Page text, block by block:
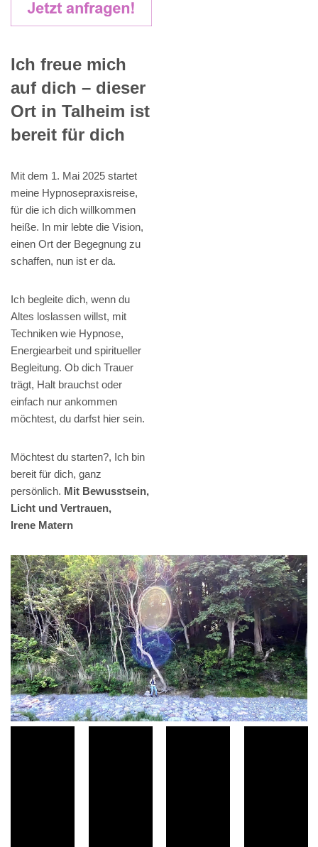
Ich freue mich
auf dich – dieser
Ort in Talheim ist
bereit für dich
Mit dem 1. Mai 2025 startet
meine Hypnosepraxisreise,
für die ich dich willkommen
heiße. In mir lebte die Vision,
einen Ort der Begegnung zu
schaffen, nun ist er da.
Ich begleite dich, wenn du
Altes loslassen willst, mit
Techniken wie Hypnose,
Energiearbeit und spiritueller
Begleitung. Ob dich Trauer
trägt, Halt brauchst oder
einfach nur ankommen
möchtest, du darfst hier sein.
Möchtest du starten?, Ich bin
bereit für dich, ganz
persönlich. Mit Bewusstsein,
Licht und Vertrauen,
Irene Matern